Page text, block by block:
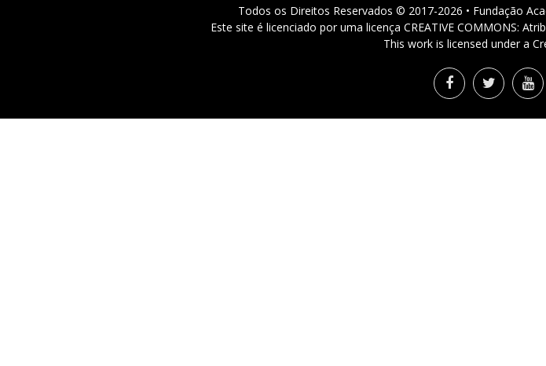
Todos os Direitos Reservados © 2017-2026 • Fundação
Este site é licenciado por uma licença CREATIVE COMMONS:
This work is licensed under a